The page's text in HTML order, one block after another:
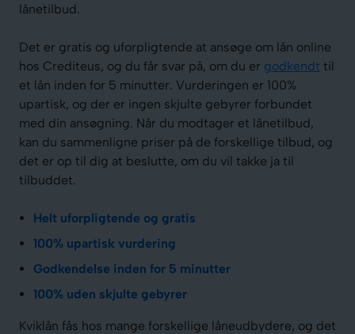
lånetilbud.
Det er gratis og uforpligtende at ansøge om lån online
hos Crediteus, og du får svar på, om du er godkendt til
et lån inden for 5 minutter. Vurderingen er 100%
upartisk, og der er ingen skjulte gebyrer forbundet
med din ansøgning. Når du modtager et lånetilbud,
kan du sammenligne priser på de forskellige tilbud, og
det er op til dig at beslutte, om du vil takke ja til
tilbuddet.
Helt uforpligtende og gratis
100% upartisk vurdering
Godkendelse inden for 5 minutter
100% uden skjulte gebyrer
Kviklån fås hos mange forskellige låneudbydere, og det